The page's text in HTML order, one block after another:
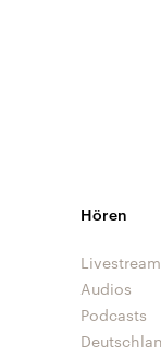
Hören
Livestream
Audios
Podcasts